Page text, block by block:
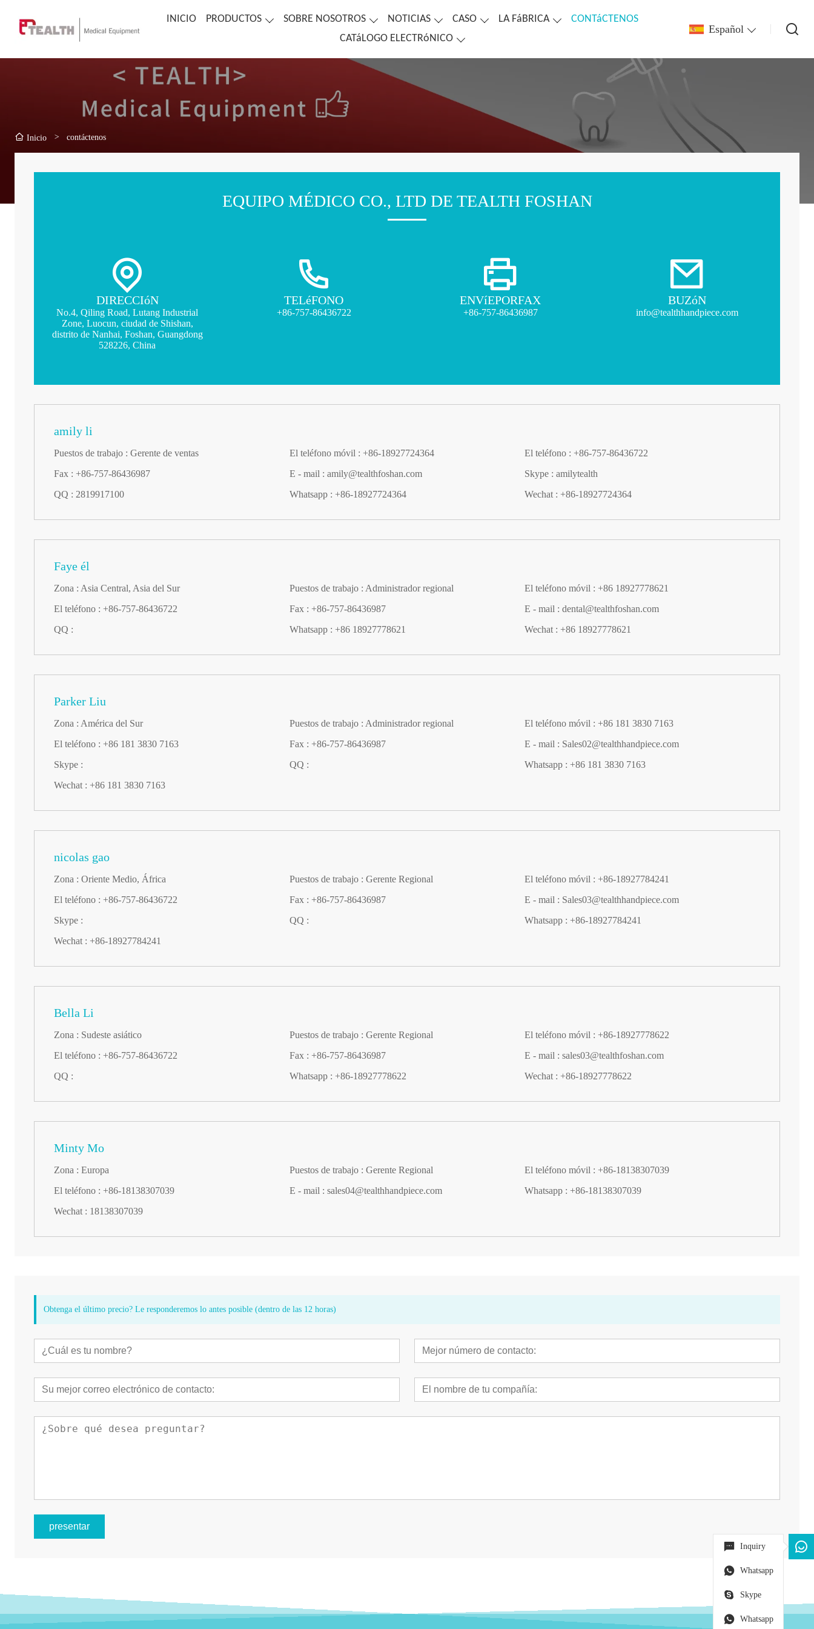
INICIO PRODUCTOS SOBRE NOSOTROS NOTICIAS CASO LA FáBRICA
CONTáCTENOS
CATáLOGO ELECTRóNICO
Español
Inicio > contáctenos
EQUIPO MÉDICO CO., LTD DE TEALTH FOSHAN
DIRECCIóN
No.4, Qiling Road, Lutang Industrial
Zone, Luocun, ciudad de Shishan,
distrito de Nanhai, Foshan, Guangdong
528226, China
TELéFONO
+86-757-86436722
ENVíEPORFAX
+86-757-86436987
BUZóN
info@tealthhandpiece.com
amily li
Puestos de trabajo : Gerente de ventas El teléfono móvil : +86-18927724364
El teléfono : +86-757-86436722
Fax : +86-757-86436987
E - mail : amily@tealthfoshan.com
Skype : amilytealth
QQ : 2819917100
Whatsapp : +86-18927724364 Wechat : +86-18927724364
Faye él
Zona : Asia Central, Asia del Sur Puestos de trabajo : Administrador regional
El teléfono móvil : +86 18927778621
El teléfono : +86-757-86436722
Fax : +86-757-86436987
E - mail : dental@tealthfoshan.com
QQ :
Whatsapp : +86 18927778621 Wechat : +86 18927778621
Parker Liu
Zona : América del Sur Puestos de trabajo : Administrador regional
El teléfono móvil : +86 181 3830 7163
El teléfono : +86 181 3830 7163
Fax : +86-757-86436987
E - mail : Sales02@tealthhandpiece.com
Skype :
QQ :
Whatsapp : +86 181 3830 7163
Wechat : +86 181 3830 7163
nicolas gao
Zona : Oriente Medio, África Puestos de trabajo : Gerente Regional
El teléfono móvil : +86-18927784241
El teléfono : +86-757-86436722
Fax : +86-757-86436987
E - mail : Sales03@tealthhandpiece.com
Skype :
QQ :
Whatsapp : +86-18927784241
Wechat : +86-18927784241
Bella Li
Zona : Sudeste asiático Puestos de trabajo : Gerente Regional
El teléfono móvil : +86-18927778622
El teléfono : +86-757-86436722
Fax : +86-757-86436987
E - mail : sales03@tealthfoshan.com
QQ :
Whatsapp : +86-18927778622 Wechat : +86-18927778622
Minty Mo
Zona : Europa Puestos de trabajo : Gerente Regional
El teléfono móvil : +86-18138307039
El teléfono : +86-18138307039
E - mail : sales04@tealthhandpiece.com
Whatsapp : +86-18138307039
Wechat : 18138307039
Obtenga el último precio? Le responderemos lo antes posible (dentro de las 12 horas)
presentar
Inquiry
Whatsapp
Skype
Whatsapp